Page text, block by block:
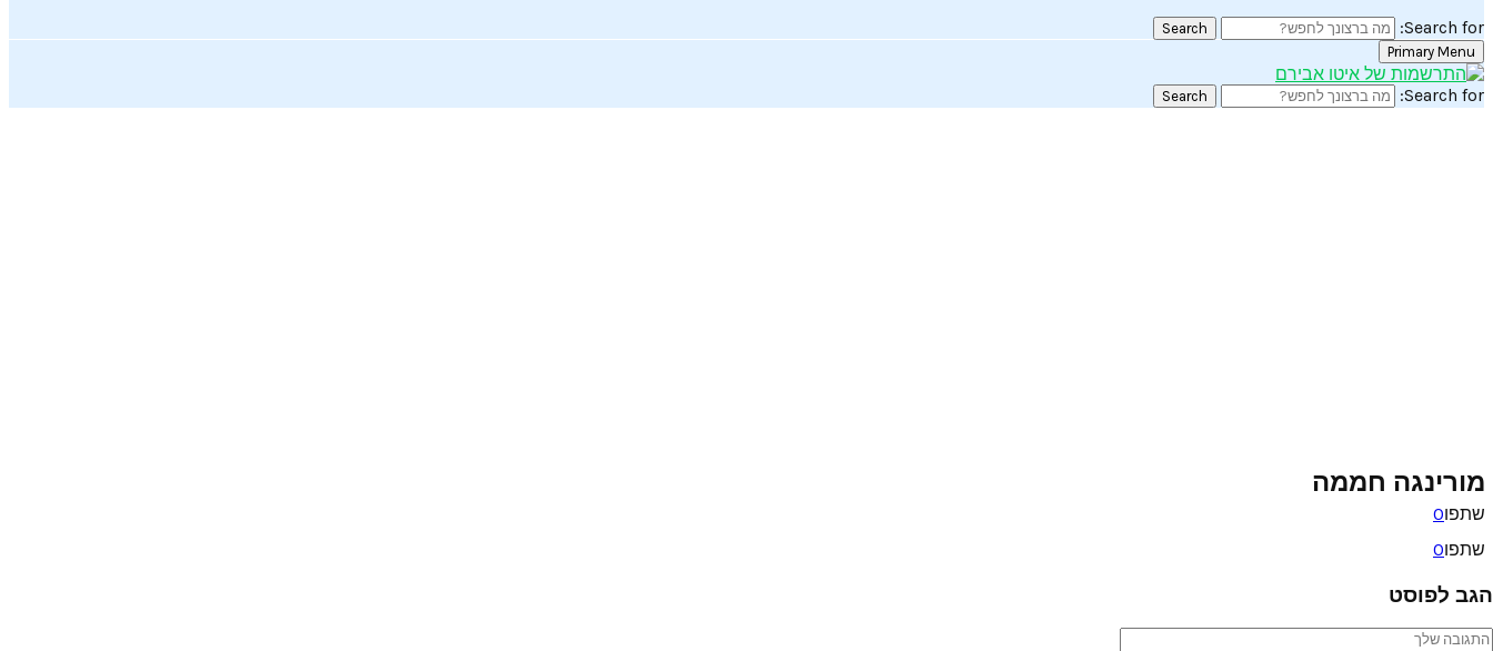
Search for:
Search
Primary Menu
Search for:
Search
מורינגה חממה
שתפו0
שתפו0
הגב לפוסט